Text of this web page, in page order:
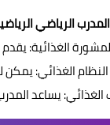
الرياضي
الغذائية:
الغذائي: يمكن
الغذائي: يساعد